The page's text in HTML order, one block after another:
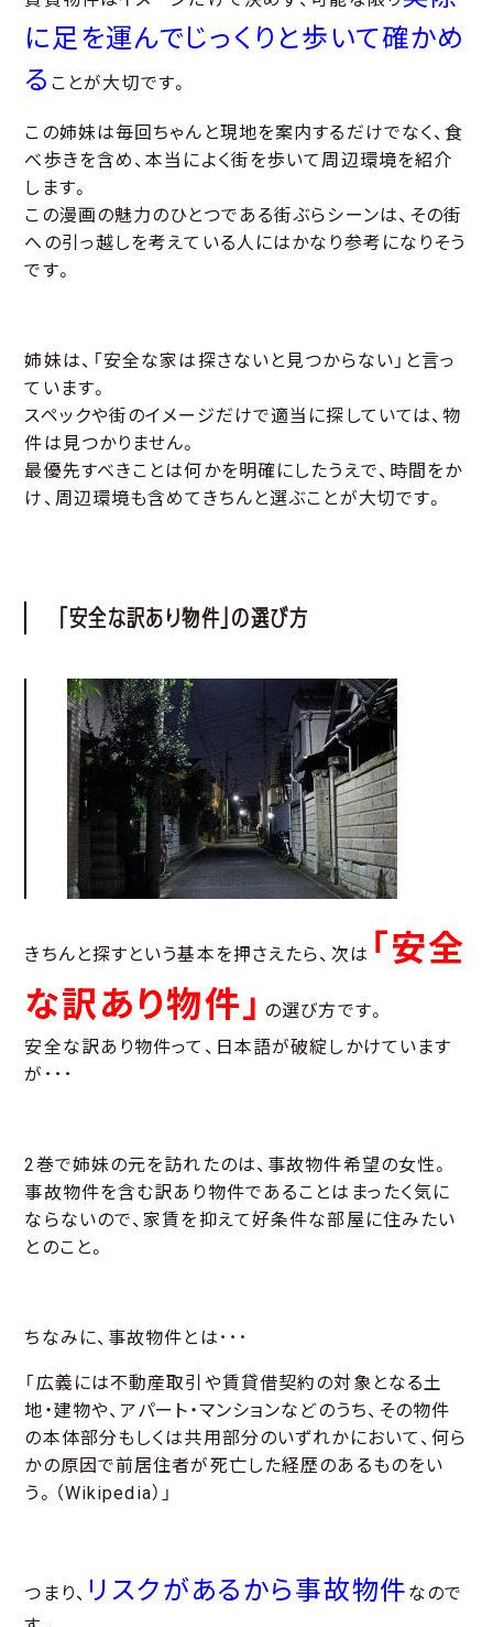
に足を運んでじっくりと歩いて確かめ
る ことが大切です。
この姉妹は毎回ちゃんと現地を案内するだけでなく、食
べ歩きを含め、本当によく街を歩いて周辺環境を紹介
します。
この漫画の魅力のひとつである街ぶらシーンは、その街
への引っ越しを考えている人にはかなり参考になりそう
です。
姉妹は、「安全な家は探さないと見つからない」と言っ
ています。
スペックや街のイメージだけで適当に探していては、物
件は見つかりません。
最優先すべきことは何かを明確にしたうえで、時間をか
け、周辺環境も含めてきちんと選ぶことが大切です。
「安全な訳あり物件」の選び方
きちんと探すという基本を押さえたら、次は 「安全
な訳あり物件」 の選び方です。
安全な訳あり物件って、日本語が破綻しかけています
が･･･
2巻で姉妹の元を訪れたのは、事故物件希望の女性。
事故物件を含む訳あり物件であることはまったく気に
ならないので、家賃を抑えて好条件な部屋に住みたい
とのこと。
ちなみに、事故物件とは･･･
「広義には不動産取引や賃貸借契約の対象となる土
地・建物や、アパート・マンションなどのうち、その物件
の本体部分もしくは共用部分のいずれかにおいて、何ら
かの原因で前居住者が死亡した経歴のあるものをい
う。（Wikipedia）」
つまり、 リスクがあるから事故物件 なので